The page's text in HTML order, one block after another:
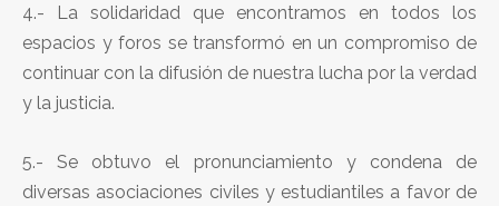
4.- La solidaridad que encontramos en todos los
espacios y foros se transformó en un compromiso de
continuar con la difusión de nuestra lucha por la verdad
y la justicia.
5.- Se obtuvo el pronunciamiento y condena de
diversas asociaciones civiles y estudiantiles a favor de